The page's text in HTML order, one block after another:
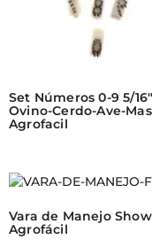
Set Números 0-9 5/16″
Ovino-Cerdo-Ave-
Agrofacil
Vara de Manejo
Agrofácil